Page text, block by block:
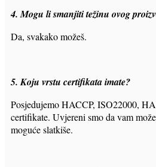
4. Mogu li smanjiti težinu ovog
Da, svakako možeš.
5. Koju vrstu certifikata imate?
Posjedujemo HACCP, ISO22000,
certifikate. Uvjereni smo da vam
moguće slatkiše.